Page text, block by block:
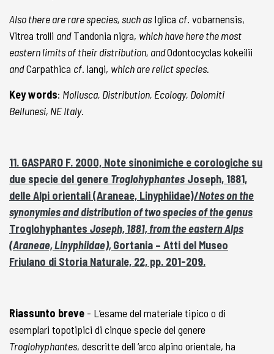
Also there are rare species, such asIglica cf. vobarnensis,
Vitrea trolli andTandonia nigra, which have here the most
eastern limits of their distribution, andOdontocyclas kokeilii
andCarpathica cf. langi, which are relict species.
Key words: Mollusca, Distribution, Ecology, Dolomiti
Bellunesi, NE Italy.
11. GASPARO F. 2000, Note sinonimiche e corologiche su
due specie del genere Troglohyphantes Joseph, 1881,
delle Alpi orientali (Araneae, Linyphiidae)/Notes on the
synonymies and distribution of two species of the genus
Troglohyphantes Joseph, 1881, from the eastern Alps
(Araneae, Linyphiidae),Gortania – Atti del Museo
Friulano di Storia Naturale, 22, pp. 201-209.
Riassunto breve - L’esame del materiale tipico o di
esemplari topotipici di cinque specie del genere
Troglohyphantes, descritte dell ‘arco alpino orientale, ha